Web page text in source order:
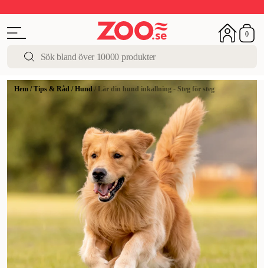
0
Hem /Tips & Råd /Hund/ Lär din hund inkallning - Steg för steg